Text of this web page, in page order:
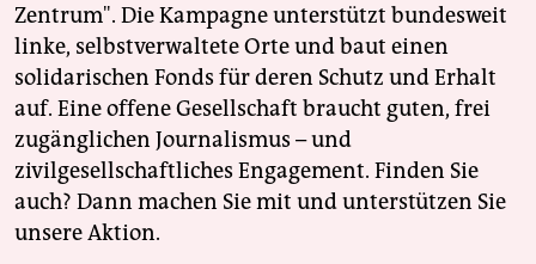
Zentrum". Die Kampagne unterstützt bundesweit
linke, selbstverwaltete Orte und baut einen
solidarischen Fonds für deren Schutz und Erhalt
auf. Eine offene Gesellschaft braucht guten, frei
zugänglichen Journalismus – und
zivilgesellschaftliches Engagement. Finden Sie
auch? Dann machen Sie mit und unterstützen Sie
unsere Aktion.